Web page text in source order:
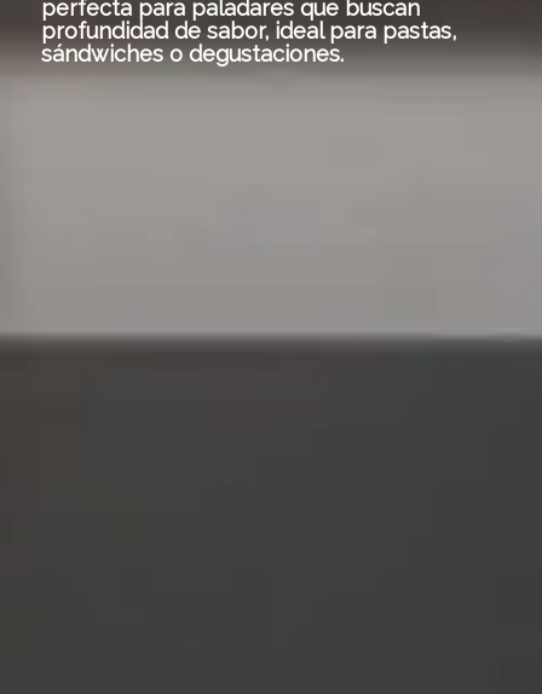
perfecta para paladares que buscan
profundidad de sabor, ideal para pastas,
sándwiches o degustaciones.